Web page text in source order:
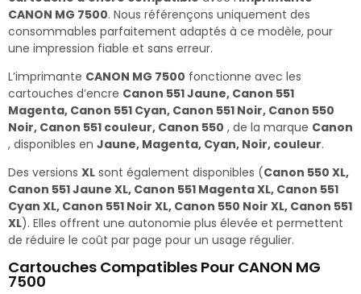
CANON MG 7500. Nous référençons uniquement des
consommables parfaitement adaptés à ce modèle, pour
une impression fiable et sans erreur.
L’imprimante CANON MG 7500 fonctionne avec les
cartouches d’encre Canon 551 Jaune, Canon 551
Magenta, Canon 551 Cyan, Canon 551 Noir, Canon 550
Noir, Canon 551 couleur, Canon 550 , de la marque Canon
, disponibles en Jaune, Magenta, Cyan, Noir, couleur.
Des versions XL sont également disponibles (Canon 550 XL,
Canon 551 Jaune XL, Canon 551 Magenta XL, Canon 551
Cyan XL, Canon 551 Noir XL, Canon 550 Noir XL, Canon 551
XL). Elles offrent une autonomie plus élevée et permettent
de réduire le coût par page pour un usage régulier.
Cartouches Compatibles Pour CANON MG
7500